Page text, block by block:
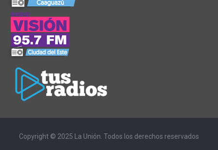
Copyright © 2025 La Unión. Todos los derechos reservados